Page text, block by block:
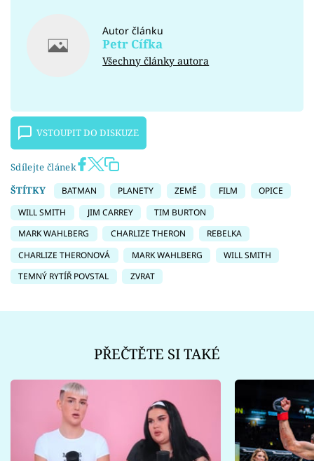
Autor článku
Petr Cífka
Všechny články autora
VSTOUPIT DO DISKUZE
Sdílejte článek
ŠTÍTKY
BATMAN PLANETY ZEMĚ FILM
OPICE
WILL SMITH
JIM CARREY
TIM BURTON
MARK WAHLBERG
CHARLIZE THERON
REBELKA
CHARLIZE THERONOVÁ
MARK WAHLBERG
WILL SMITH
TEMNÝ RYTÍŘ POVSTAL
ZVRAT
PŘEČTĚTE SI TAKÉ